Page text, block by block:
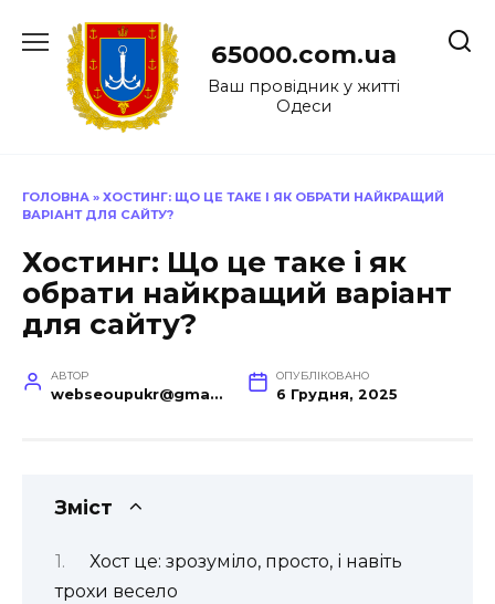
до
65000.com.ua
Ваш провідник у житті
Одеси
ГОЛОВНА » ХОСТИНГ: ЩО ЦЕ ТАКЕ І ЯК ОБРАТИ НАЙКРАЩИЙ
ВАРІАНТ ДЛЯ САЙТУ?
Хостинг: Що це таке і як
обрати найкращий варіант
для сайту?
АВТОР
webseoupukr@gmail.com
ОПУБЛІКОВАНО
6 Грудня, 2025
Зміст
Хост це: зрозуміло, просто, і навіть
трохи весело